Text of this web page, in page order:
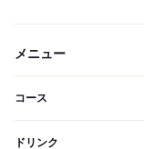
メニュー
コース
ドリンク